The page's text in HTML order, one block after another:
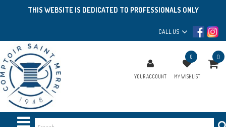
THIS WEBSITE IS DEDICATED TO PROFESSIONALS ONLY
CALL US
YOUR ACCOUNT
0
MY WISHLIST
0